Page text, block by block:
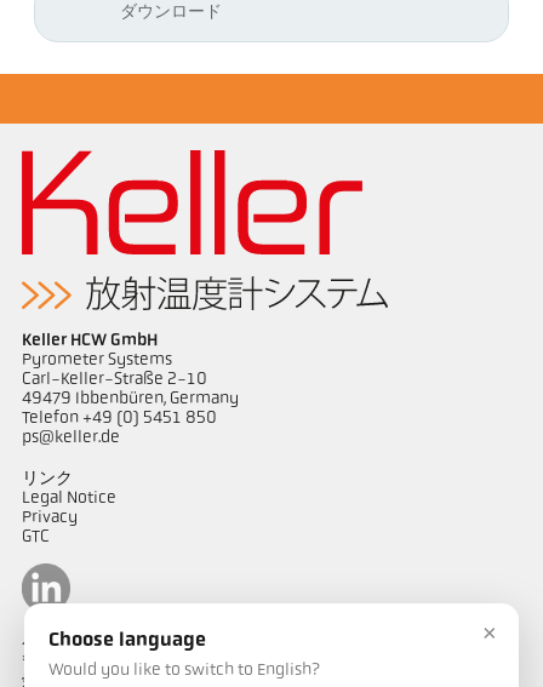
ダウンロード
Keller HCW GmbH
Pyrometer Systems
Carl-Keller-Straße 2-10
49479 Ibbenbüren, Germany
Telefon +49 (0) 5451 850
ps@keller.de
リンク
Legal Notice
Privacy
GTC
ケラーパイロメータージャパン
〒487-0035
愛知県春日井市
×
Choose language
Would you like to switch to English?